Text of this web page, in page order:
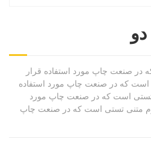
در صنعت چاپ مورد استفاده قرار
است که در صنعت چاپ مورد استفاده
تستی است که در صنعت چاپ مورد
متنی تستی است که در صنعت چاپ